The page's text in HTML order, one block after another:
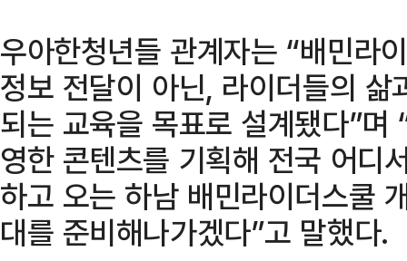
우아한청년들 관계자는 “배민라
정보 전달이 아닌, 라이더들의
되는 교육을 목표로 설계됐다”며
영한 콘텐츠를 기획해 전국 어디
하고 오는 하남 배민라이더스쿨
대를 준비해나가겠다”고 말했다.